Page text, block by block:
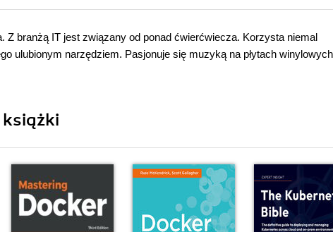
Z branżą IT jest związany od ponad ćwierćwiecza. Korzysta niemal
ulubionym narzędziem. Pasjonuje się muzyką na płytach